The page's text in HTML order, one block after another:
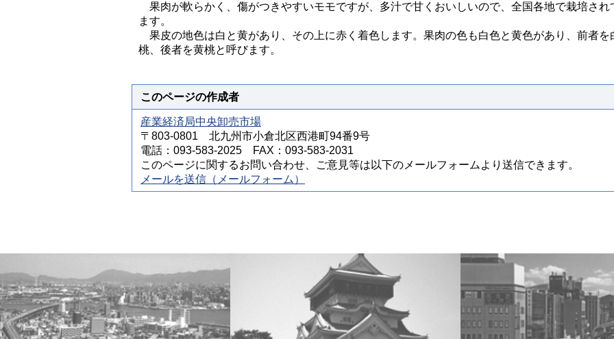
果肉が軟らかく、傷がつきやすいモモですが、多汁で甘くおいしいので、全国各地で栽培され
ます。
果皮の地色は白と黄があり、その上に赤く着色します。果肉の色も白色と黄色があり、前者を
桃、後者を黄桃と呼びます。
このページの作成者
産業経済局中央卸売市場
〒803-0801 北九州市小倉北区西港町94番9号
電話：093-583-2025 FAX：093-583-2031
このページに関するお問い合わせ、ご意見等は以下のメールフォームより送信できます。
メールを送信（メールフォーム）